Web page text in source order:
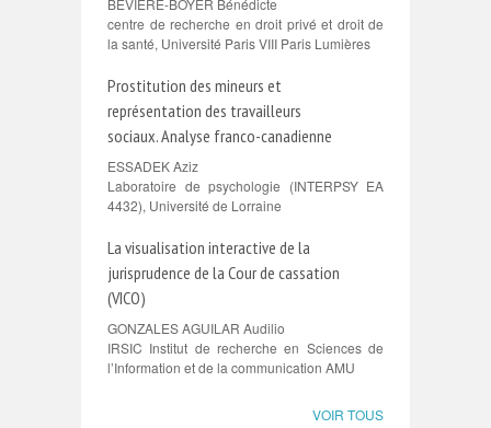
BEVIERE-BOYER Bénédicte
centre de recherche en droit privé et droit de
la santé, Université Paris VIII Paris Lumières
Prostitution des mineurs et
représentation des travailleurs
sociaux. Analyse franco-canadienne
ESSADEK Aziz
Laboratoire de psychologie (INTERPSY EA
4432), Université de Lorraine
La visualisation interactive de la
jurisprudence de la Cour de cassation
(VICO)
GONZALES AGUILAR Audilio
IRSIC Institut de recherche en Sciences de
l’Information et de la communication AMU
VOIR TOUS